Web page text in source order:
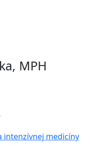
MPH
intenzívnej medicíny